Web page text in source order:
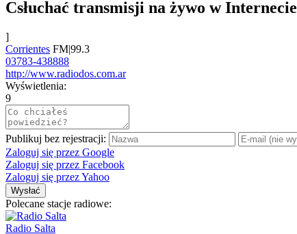
Сsłuchać transmisji na żywo w Internecie
]
Corrientes FM|99.3
03783-438888
http://www.radiodos.com.ar
Wyświetlenia:
9
Publikuj bez rejestracji:
Zaloguj się przez Google
Zaloguj się przez Facebook
Zaloguj się przez Yahoo
Wysłać
Polecane stacje radiowe:
Radio Salta